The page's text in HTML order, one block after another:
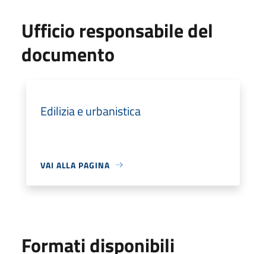
Ufficio responsabile del
documento
Edilizia e urbanistica
VAI ALLA PAGINA
Formati disponibili